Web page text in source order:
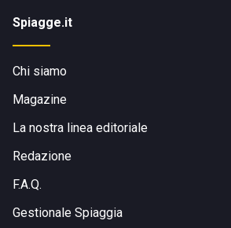
Spiagge.it
Chi siamo
Magazine
La nostra linea editoriale
Redazione
F.A.Q.
Gestionale Spiaggia